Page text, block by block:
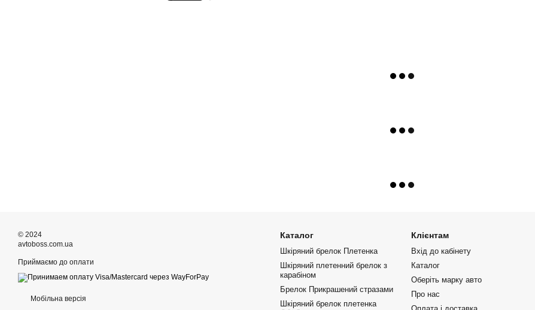
© 2024
avtoboss.com.ua
Приймаємо до оплати
Мобільна версія
Каталог
Шкіряний брелок Плетенка
Шкіряний плетенний брелок з
карабіном
Брелок Прикрашений стразами
Шкіряний брелок плетенка
Клієнтам
Вхід до кабінету
Каталог
Оберіть марку авто
Про нас